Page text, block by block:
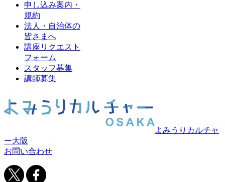
申し込み案内・
規約
法人・自治体の
皆さまへ
講座リクエスト
フォーム
スタッフ募集
講師募集
よみうりカルチャ
ー大阪
お問い合わせ